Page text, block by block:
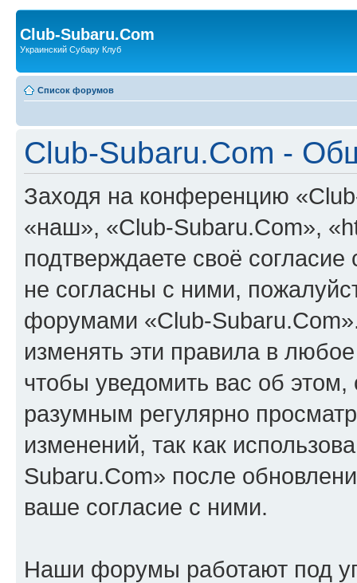
Club-Subaru.Com
Украинский Субару Клуб
Список форумов
Club-Subaru.Com -
Заходя на конференцию
«наш», «Club-Subaru.Com»,
подтверждаете своё
не согласны с ними,
форумами «Club-
изменять эти правила в
чтобы уведомить вас об
разумным регулярно
изменений, так как
Subaru.Com» после
ваше согласие с ними.
Наши форумы работают под